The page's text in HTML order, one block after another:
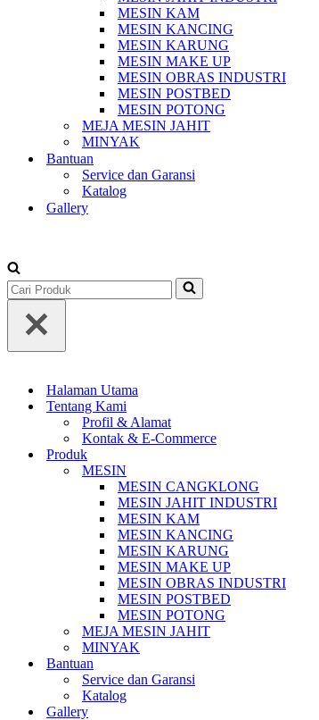
MESIN KAM
MESIN KANCING
MESIN KARUNG
MESIN MAKE UP
MESIN OBRAS INDUSTRI
MESIN POSTBED
MESIN POTONG
MEJA MESIN JAHIT
MINYAK
Bantuan
Service dan Garansi
Katalog
Gallery
Search
for...
Halaman Utama
Tentang Kami
Profil & Alamat
Kontak & E-Commerce
Produk
MESIN
MESIN CANGKLONG
MESIN JAHIT INDUSTRI
MESIN KAM
MESIN KANCING
MESIN KARUNG
MESIN MAKE UP
MESIN OBRAS INDUSTRI
MESIN POSTBED
MESIN POTONG
MEJA MESIN JAHIT
MINYAK
Bantuan
Service dan Garansi
Katalog
Gallery